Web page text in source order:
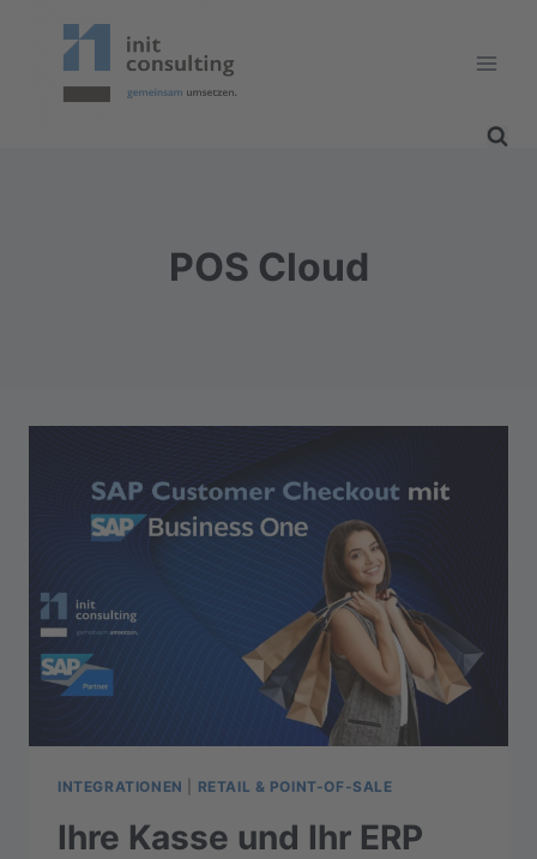
POS Cloud
INTEGRATIONEN RETAIL & POINT-OF-SALE
Ihre Kasse und Ihr ERP